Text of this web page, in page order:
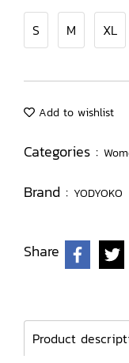
S M XL
Add to wishlist
Categories :
Brand : YODYOKO
Share
Product